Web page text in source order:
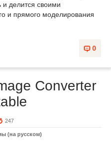
и делится своими
и прямого моделирования
0
Converter
247
(на русском)